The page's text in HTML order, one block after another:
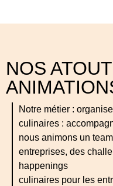
NOS
Notre métier :
culinaires :
nous animons un
entreprises, des
happenings
culinaires pour les